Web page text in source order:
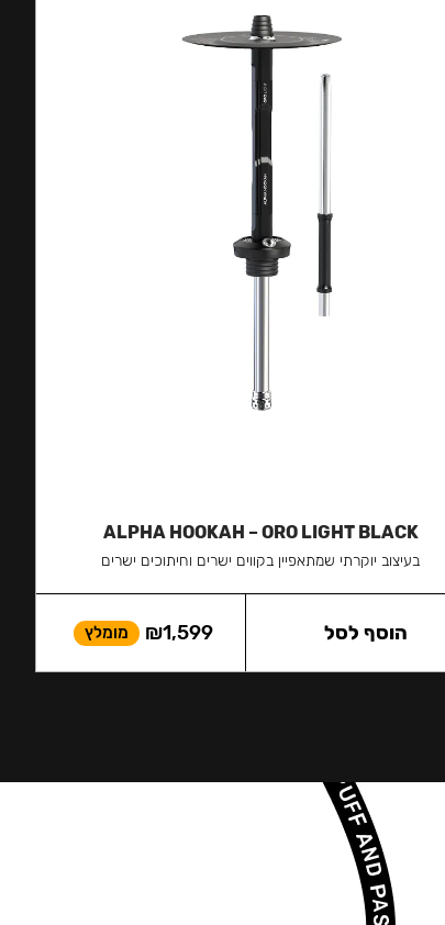
ALPHA HOOKAH – ORO LIGHT BLACK
בעיצוב יוקרתי שמתאפיין בקווים ישרים וחיתוכים ישרים
₪1,599 מומלץ הוסף לסל